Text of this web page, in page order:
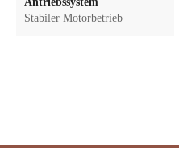
Stabiler Motorbetrieb